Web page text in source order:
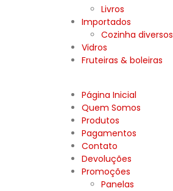
Livros
Importados
Cozinha diversos
Vidros
Fruteiras & boleiras
Página Inicial
Quem Somos
Produtos
Pagamentos
Contato
Devoluções
Promoções
Panelas